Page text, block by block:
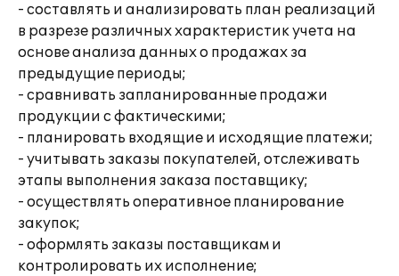
- составлять и анализировать план реализаций
в разрезе различных характеристик учета на
основе анализа данных о продажах за
предыдущие периоды;
- сравнивать запланированные продажи
продукции с фактическими;
- планировать входящие и исходящие платежи;
- учитывать заказы покупателей, отслеживать
этапы выполнения заказа поставщику;
- осуществлять оперативное планирование
закупок;
- оформлять заказы поставщикам и
контролировать их исполнение;